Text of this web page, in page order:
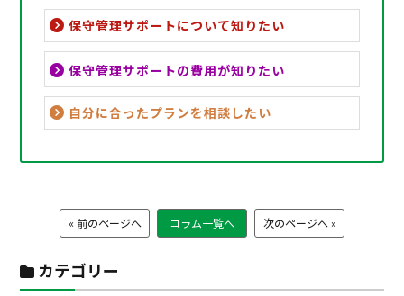
保守管理サポートについて知りたい
保守管理サポートの費用が知りたい
自分に合ったプランを相談したい
« 前のページへ コラム一覧へ 次のページへ »
カテゴリー